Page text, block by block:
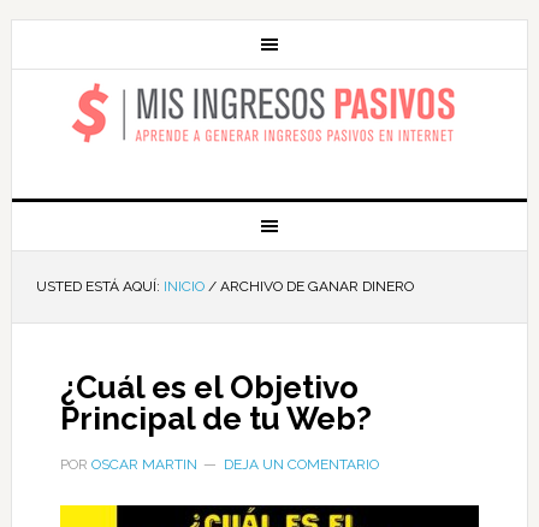
MIS INGRESOS
PASIVOS
USTED ESTÁ AQUÍ: INICIO /ARCHIVO DE GANAR DINERO
¿Cuál es el Objetivo
Principal de tu Web?
POR OSCAR MARTIN DEJA UN COMENTARIO